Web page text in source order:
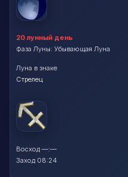
20 лунный день
Фаза Луны: Убывающая Луна
Луна в знаке
Стрелец
Восход —:—
Заход 08:24